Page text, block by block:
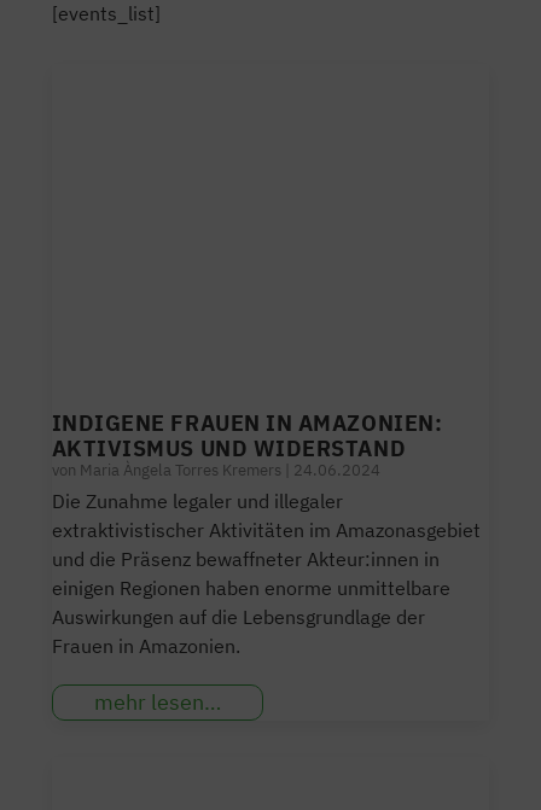
[events_list]
INDIGENE FRAUEN IN AMAZONIEN:
AKTIVISMUS UND WIDERSTAND
von Maria Àngela Torres Kremers 24.06.2024
Die Zunahme legaler und illegaler
extraktivistischer Aktivitäten im Amazonasgebiet
und die Präsenz bewaffneter Akteur:innen in
einigen Regionen haben enorme unmittelbare
Auswirkungen auf die Lebensgrundlage der
Frauen in Amazonien.
mehr lesen…